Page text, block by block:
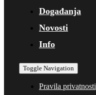
Događanja
Novosti
Info
Toggle Navigation
Pravila privatnosti